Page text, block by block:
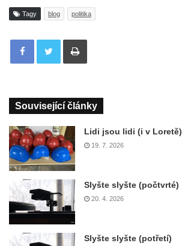
Tagy blog politika
Tisknout
Související články
Lidi jsou lidi (i v Loretě)
19. 7. 2026
Slyšte slyšte (počtvrté)
20. 4. 2026
Slyšte slyšte (potřetí)